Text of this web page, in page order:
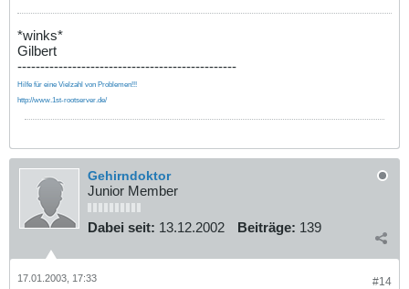
*winks*
Gilbert
------------------------------------------------
Hilfe für eine Vielzahl von Problemen!!!
http://www.1st-rootserver.de/
Gehirndoktor
Junior Member
Dabei seit: 13.12.2002 Beiträge: 139
#14
17.01.2003, 17:33